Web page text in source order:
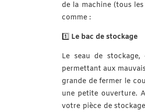
de la machine (tous
comme :
1️⃣ Le bac de stockage
Le seau de
permettant aux
grande de fermer le
une petite ouverture.
votre pièce de